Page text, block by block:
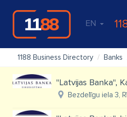
EN
1188 Business Directory Banks
"Latvijas Banka",
Bezdelīgu iela 3,